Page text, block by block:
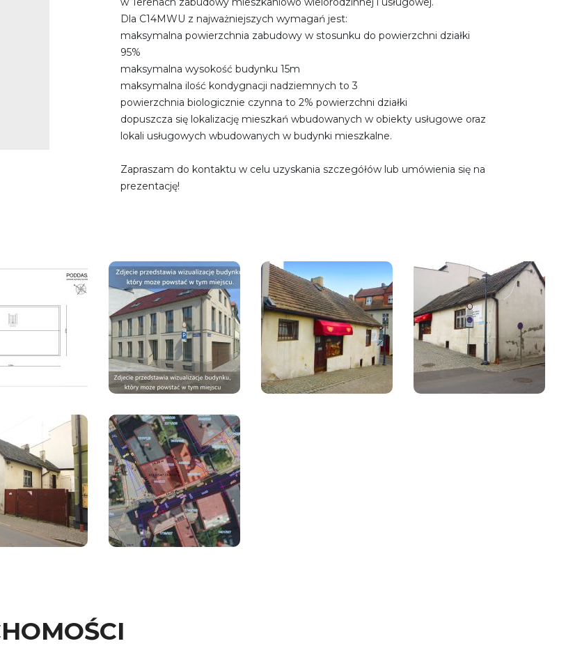
Dla C14MWU z najważniejszych wymagań jest:
maksymalna powierzchnia zabudowy w stosunku do powierzchni działki
95%
maksymalna wysokość budynku 15m
maksymalna ilość kondygnacji nadziemnych to 3
powierzchnia biologicznie czynna to 2% powierzchni działki
dopuszcza się lokalizację mieszkań wbudowanych w obiekty usługowe oraz
lokali usługowych wbudowanych w budynki mieszkalne.
Zapraszam do kontaktu w celu uzyskania szczegółów lub umówienia się na
prezentację!